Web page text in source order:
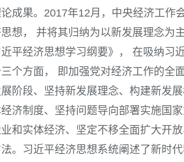
成果。 2017年12月，中央经济工作
想， 并将其归纳为以新发展理念为主
近平经济思想学习纲要》， 在吸纳
个方面， 即加强党对经济工作的全
阶段、坚持新发展理念、构建新发
济制度、坚持问题导向部署实施国
和实体经济、坚定不移全面扩大开
。习近平经济思想系统阐述了新时